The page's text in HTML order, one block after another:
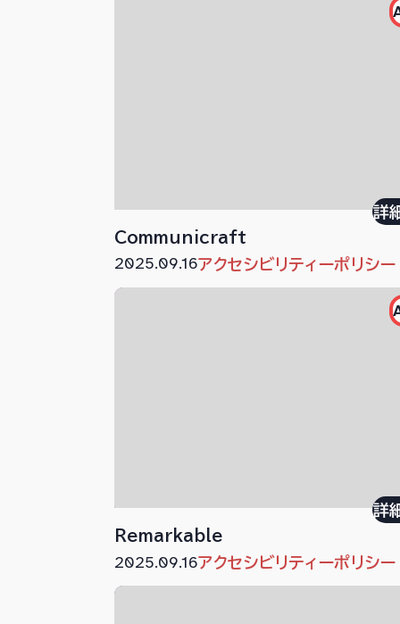
Communicraft
詳
2025.09.16アクセシビリティーポリシー
Remarkable
詳
2025.09.16アクセシビリティーポリシー